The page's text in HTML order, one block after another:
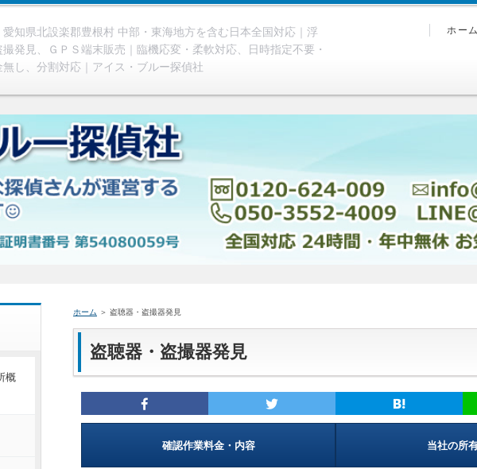
知県北設楽郡豊根村 中部・東海地方を含む日本全国対応｜浮
発見、ＧＰＳ端末販売｜臨機応変・柔軟対応、日時指定不要・
し、分割対応｜アイス・ブルー探偵社
ホーム
ホーム ＞ 盗聴器・盗撮器発見
盗聴器・盗撮器発見
確認作業料金・内容 当社の所
概